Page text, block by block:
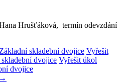
Hrušťáková, termín odevzdání
skladební dvojice Vyřešit
dvojice Vyřešit úkol
dvojice